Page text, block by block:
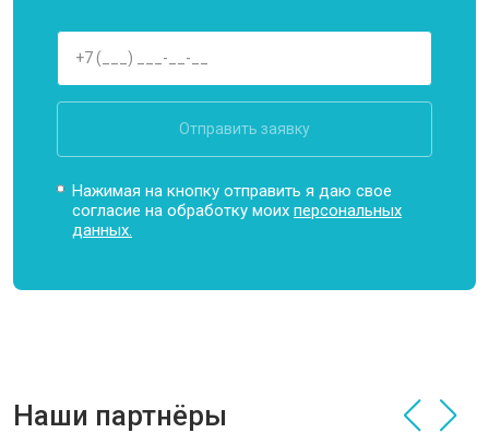
Отправить заявку
Нажимая на кнопку отправить я даю свое
согласие на обработку моихперсональных
данных.
Наши партнёры